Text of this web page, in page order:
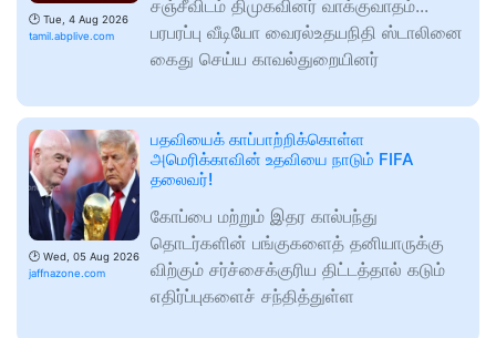
🕑 Tue, 4 Aug 2026
tamil.abplive.com
சஞ்சீவிடம் திமுகவினர் வாக்குவாதம்...
பரபரப்பு வீடியோ வைரல்உதயநிதி ஸ்டாலினை
கைது செய்ய காவல்துறையினர்
🕑 Wed, 05 Aug 2026
jaffnazone.com
பதவியைக் காப்பாற்றிக்கொள்ள
அமெரிக்காவின் உதவியை நாடும் FIFA
தலைவர்!
கோப்பை மற்றும் இதர கால்பந்து
தொடர்களின் பங்குகளைத் தனியாருக்கு
விற்கும் சர்ச்சைக்குரிய திட்டத்தால் கடும்
எதிர்ப்புகளைச் சந்தித்துள்ள